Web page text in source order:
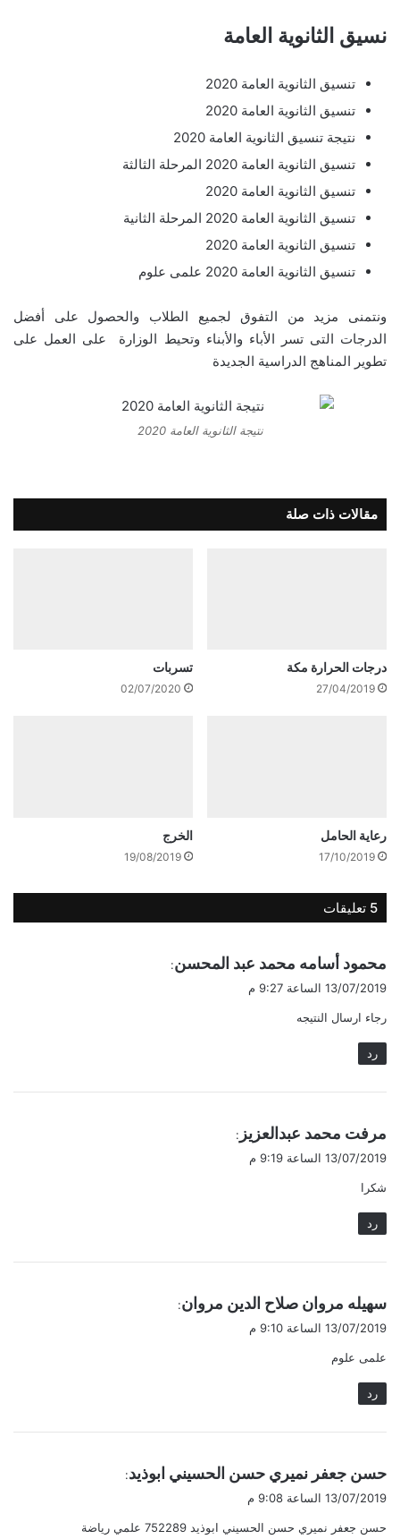
نسيق الثانوية العامة
تنسيق الثانوية العامة 2020
تنسيق الثانوية العامة 2020
نتيجة تنسيق الثانوية العامة 2020
تنسيق الثانوية العامة 2020 المرحلة الثالثة
تنسيق الثانوية العامة 2020
تنسيق الثانوية العامة 2020 المرحلة الثانية
تنسيق الثانوية العامة 2020
تنسيق الثانوية العامة 2020 علمى علوم
ونتمنى مزيد من التفوق لجميع الطلاب والحصول على أفضل
الدرجات التى تسر الأباء والأبناء وتحيط الوزارة على العمل على
تطوير المناهج الدراسية الجديدة
نتيجة الثانوية العامة 2020
مقالات ذات صلة
درجات الحرارة مكة
27/04/2019
تسربات
02/07/2020
رعاية الحامل
17/10/2019
الخرج
19/08/2019
‫5 تعليقات
ل
محمود أسامه محمد عبد المحسن:
13/07/2019 الساعة 9:27 م
رجاء ارسال النتيجه
رد
ل
مرفت محمد عبدالعزيز :
13/07/2019 الساعة 9:19 م
شكرا
رد
ي
ل
سهيله مروان صلاح الدين مروان:
13/07/2019 الساعة 9:10 م
علمى علوم
رد
ي
ل
حسن جعفر نميري حسن الحسيني ابوذيد:
13/07/2019 الساعة 9:08 م
حسن جعفر نميري حسن الحسيني ابوذيد 752289 علمي رياضة